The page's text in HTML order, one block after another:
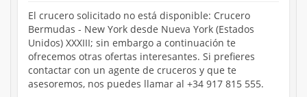
El crucero solicitado no está disponible: Crucero
Bermudas - New York desde Nueva York (Estados
Unidos) XXXIII; sin embargo a continuación te
ofrecemos otras ofertas interesantes. Si prefieres
contactar con un agente de cruceros y que te
asesoremos, nos puedes llamar al +34 917 815 555.